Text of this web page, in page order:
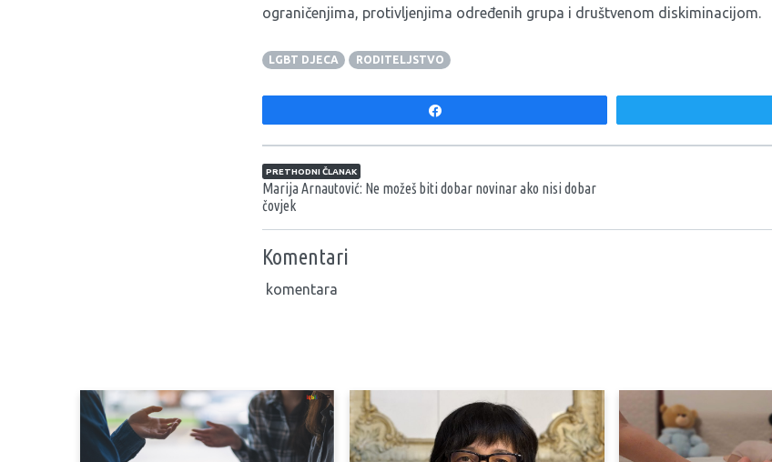
ograničenjima, protivljenjima određenih grupa i društvenom diskiminacijom.
LGBT DJECA RODITELJSTVO
Navigacija članaka
PRETHODNI ČLANAK
Marija Arnautović: Ne možeš biti dobar novinar ako nisi dobar
čovjek
Komentari
komentara